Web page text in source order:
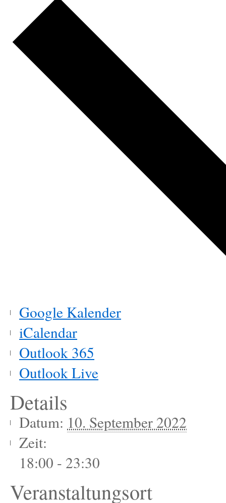
Google Kalender
iCalendar
Outlook 365
Outlook Live
Details
Datum: 10. September 2022
Zeit:
18:00 - 23:30
Veranstaltungsort